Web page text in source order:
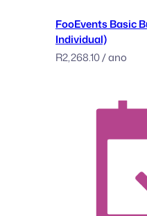
a
y
(
FooEvents Basic
Individual)
R2,268.10/ ano